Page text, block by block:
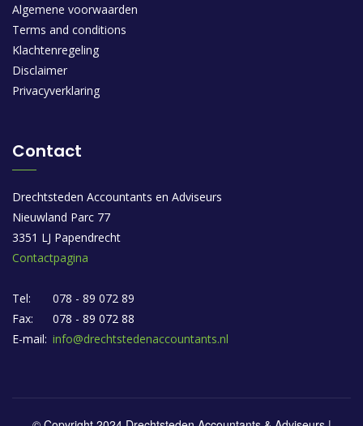
Algemene voorwaarden
Terms and conditions
Klachtenregeling
Disclaimer
Privacyverklaring
Contact
Drechtsteden Accountants en Adviseurs
Nieuwland Parc 77
3351 LJ Papendrecht
Contactpagina
Tel:
078 - 89 072 89
Fax:
078 - 89 072 88
E-mail: info@drechtstedenaccountants.nl